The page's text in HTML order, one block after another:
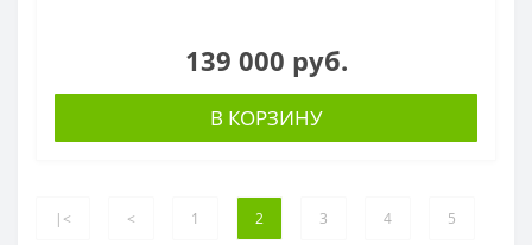
139 000 руб.
В КОРЗИНУ
|< < 1 2 3 4 5